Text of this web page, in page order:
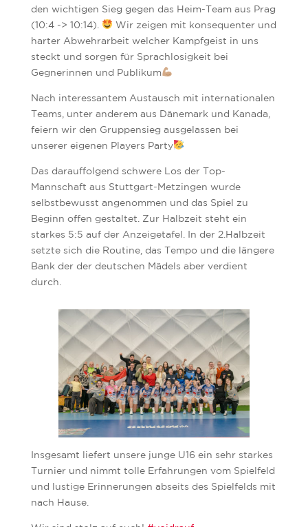
den wichtigen Sieg gegen das Heim-Team aus Prag
(10:4 -> 10:14).
Wir zeigen mit konsequenter und
harter Abwehrarbeit welcher Kampfgeist in uns
steckt und sorgen für Sprachlosigkeit bei
Gegnerinnen und Publikum
Nach interessantem Austausch mit internationalen
Teams, unter anderem aus Dänemark und Kanada,
feiern wir den Gruppensieg ausgelassen bei
unserer eigenen Players Party
Das darauffolgend schwere Los der Top-
Mannschaft aus Stuttgart-Metzingen wurde
selbstbewusst angenommen und das Spiel zu
Beginn offen gestaltet. Zur Halbzeit steht ein
starkes 5:5 auf der Anzeigetafel. In der 2.Halbzeit
setzte sich die Routine, das Tempo und die längere
Bank der der deutschen Mädels aber verdient
durch.
Insgesamt liefert unsere junge U16 ein sehr starkes
Turnier und nimmt tolle Erfahrungen vom Spielfeld
und lustige Erinnerungen abseits des Spielfelds mit
nach Hause.